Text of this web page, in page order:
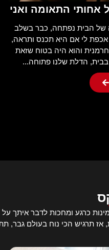
אחותי התאומה ואני
של הבית נפתחה, כבר בשלב
לי אם היא תכנס ותראה,
חרמנית והוא היה בטוח שזאת
בבית, הדלת שלנו פתוחה...
כרגע ומחכות לדבר איתך
אז תרגיש הכי נוח בעולם גבר,